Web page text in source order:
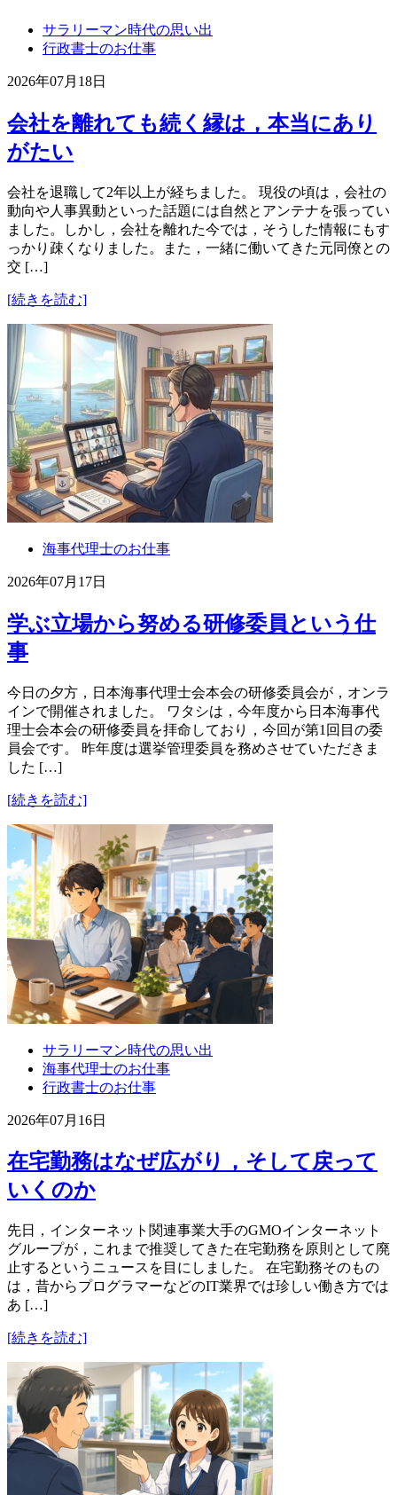
サラリーマン時代の思い出
行政書士のお仕事
2026年07月18日
会社を離れても続く縁は，本当にあり
がたい
会社を退職して2年以上が経ちました。 現役の頃は，会社の
動向や人事異動といった話題には自然とアンテナを張ってい
ました。しかし，会社を離れた今では，そうした情報にもす
っかり疎くなりました。また，一緒に働いてきた元同僚との
交 […]
[続きを読む]
海事代理士のお仕事
2026年07月17日
学ぶ立場から努める研修委員という仕
事
今日の夕方，日本海事代理士会本会の研修委員会が，オンラ
インで開催されました。 ワタシは，今年度から日本海事代
理士会本会の研修委員を拝命しており，今回が第1回目の委
員会です。 昨年度は選挙管理委員を務めさせていただきま
した […]
[続きを読む]
サラリーマン時代の思い出
海事代理士のお仕事
行政書士のお仕事
2026年07月16日
在宅勤務はなぜ広がり，そして戻って
いくのか
先日，インターネット関連事業大手のGMOインターネット
グループが，これまで推奨してきた在宅勤務を原則として廃
止するというニュースを目にしました。 在宅勤務そのもの
は，昔からプログラマーなどのIT業界では珍しい働き方では
あ […]
[続きを読む]